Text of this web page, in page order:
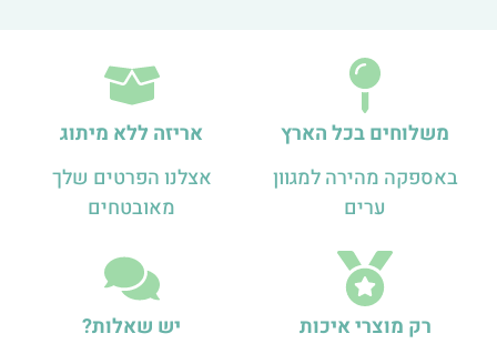
משלוחים בכל הארץ
באספקה מהירה למגוון
ערים
אריזה ללא מיתוג
אצלנו הפרטים שלך
מאובטחים
רק מוצרי איכות
יש שאלות?